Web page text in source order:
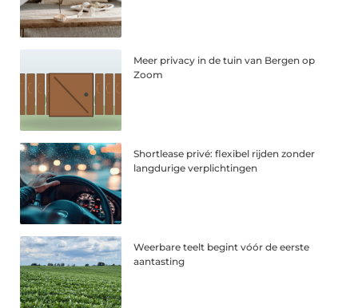
Meer privacy in de tuin van Bergen op
Zoom
Shortlease privé: flexibel rijden zonder
langdurige verplichtingen
Weerbare teelt begint vóór de eerste
aantasting